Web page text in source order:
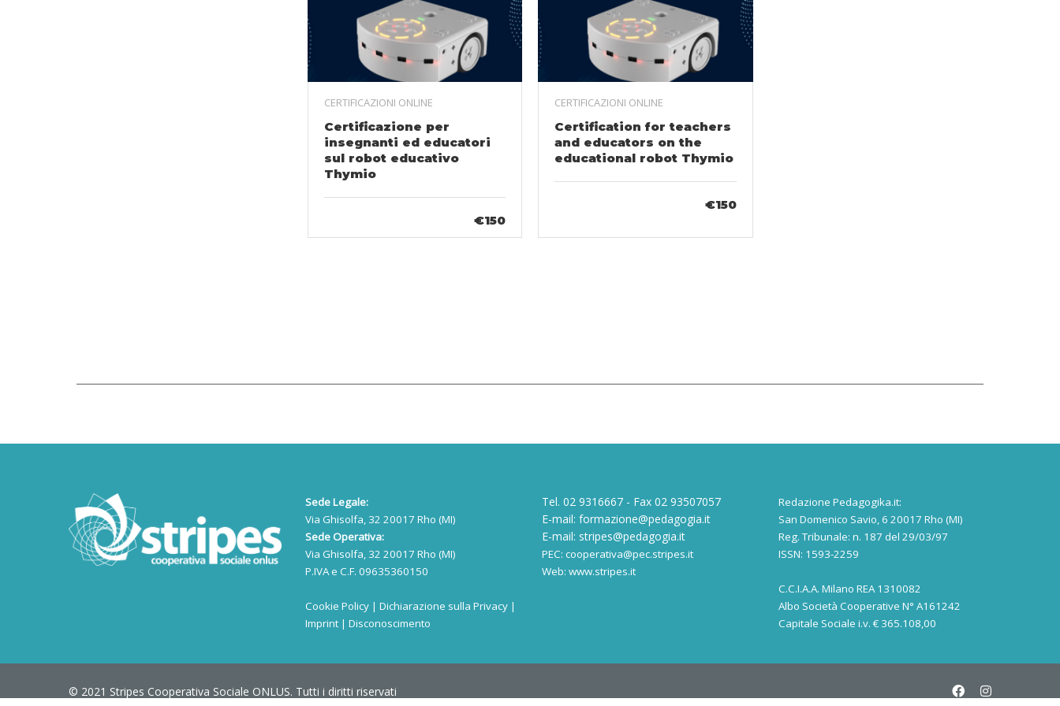
CERTIFICAZIONI ONLINE
Certificazione per
insegnanti ed educatori
sul robot educativo
Thymio
€150
CERTIFICAZIONI ONLINE
Certification for teachers
and educators on the
educational robot Thymio
€150
Sede Legale:
Via Ghisolfa, 32 20017 Rho (MI)
Sede Operativa:
Via Ghisolfa, 32 20017 Rho (MI)
P.IVA e C.F. 09635360150
Cookie Policy | Dichiarazione sulla Privacy |
Imprint | Disconoscimento
Tel. 02 9316667 - Fax 02 93507057
E-mail: formazione@pedagogia.it
E-mail: stripes@pedagogia.it
PEC: cooperativa@pec.stripes.it
Web: www.stripes.it
Redazione Pedagogika.it:
San Domenico Savio, 6 20017 Rho (MI)
Reg. Tribunale: n. 187 del 29/03/97
ISSN: 1593-2259
C.C.I.A.A. Milano REA 1310082
Albo Società Cooperative N° A161242
Capitale Sociale i.v. € 365.108,00
© 2021 Stripes Cooperativa Sociale ONLUS. Tutti i diritti riservati